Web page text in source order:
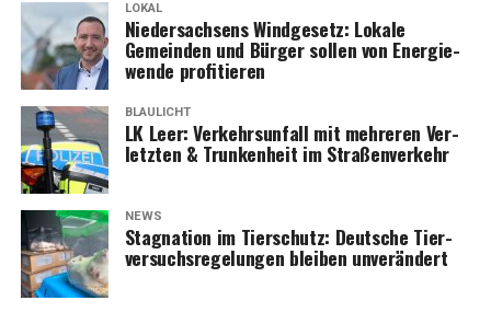
LOKAL
Nie­der­sach­sens Wind­ge­setz: Loka­le
Gemein­den und Bür­ger sol­len von Ener­gie­
wen­de profitieren
BLAULICHT
LK Leer: Ver­kehrs­un­fall mit meh­re­ren Ver­
letz­ten & Trun­ken­heit im Straßenverkehr
NEWS
Sta­gna­ti­on im Tier­schutz: Deut­sche Tier­
ver­suchs­re­ge­lun­gen blei­ben unverändert